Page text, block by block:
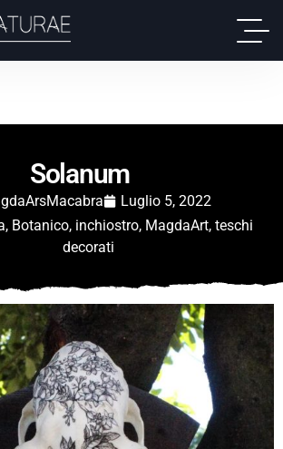
Solanum
Luglio 5, 2022
, Botanico, inchiostro, MagdaArt, teschi
decorati